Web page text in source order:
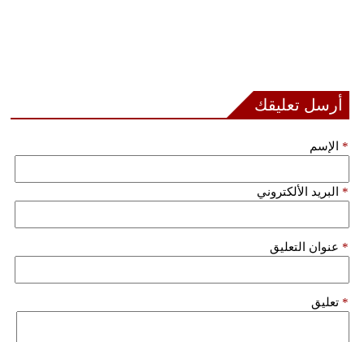
أرسل تعليقك
الإسم *
البريد الألكتروني *
عنوان التعليق *
تعليق *